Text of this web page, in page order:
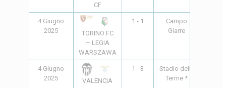
CF
4 Giugno
2025
TORINO FC
— LEGIA
WARSZAWA
1 - 1
Campo
Giarre
4 Giugno
2025
VALENCIA
1 - 3
Stadio delle
Terme *